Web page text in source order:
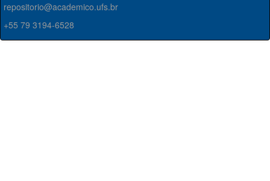
repositorio@academico.ufs.br
+55 79 3194-6528